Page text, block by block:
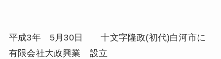
平成3年 5月30日 十文字隆政(初代)白河市に
有限会社大政興業 設立